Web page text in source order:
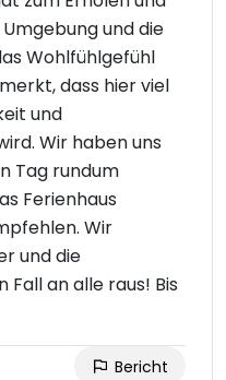
und die
Wohlfühlgefühl
dass hier viel
und
Wir haben uns
Tag rundum
Ferienhaus
Wir
und die
an alle raus! Bis
Bericht